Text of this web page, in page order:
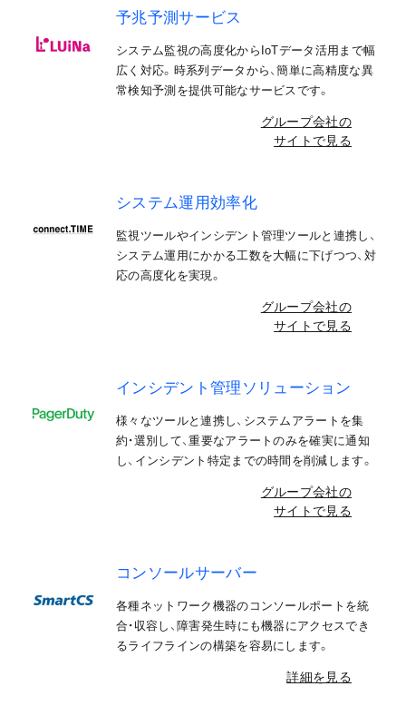
予兆予測サービス
システム監視の高度化からIoTデータ活用まで幅
広く対応。時系列データから、簡単に高精度な異
常検知予測を提供可能なサービスです。
グループ会社の
サイトで見る
システム運用効率化
監視ツールやインシデント管理ツールと連携し、
システム運用にかかる工数を大幅に下げつつ、対
応の高度化を実現。
グループ会社の
サイトで見る
インシデント管理ソリューション
様々なツールと連携し、システムアラートを集
約・選別して、重要なアラートのみを確実に通知
し、インシデント特定までの時間を削減します。
グループ会社の
サイトで見る
コンソールサーバー
各種ネットワーク機器のコンソールポートを統
合・収容し、障害発生時にも機器にアクセスでき
るライフラインの構築を容易にします。
詳細を見る